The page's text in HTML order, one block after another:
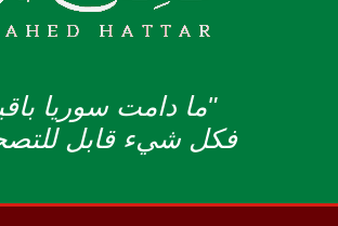
"ما دامت سوريا
فكل شيء قابل